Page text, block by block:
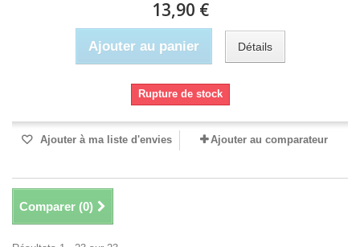
13,90 €
Ajouter au panier Détails
Rupture de stock
Ajouter à ma liste d'envies Ajouter au comparateur
Comparer (0)